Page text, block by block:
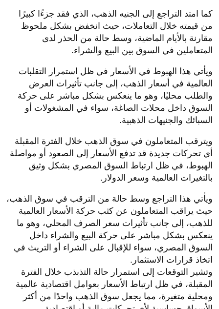
كما امتد التراجع إلى الجنيه الذهب، الذي فقد جزءًا كبيرًا
من قيمته خلال التعاملات، حيث انخفض بشكل ملحوظ
مقارنة بالأيام الماضية، وسط حالة من الحذر لدى
المتعاملين في السوق بين البيع والشراء.
ويأتي هذا الهبوط في الأسعار في ظل استمرار التقلبات
العالمية في أسعار الذهب، إلى جانب تأثيرات العرض
والطلب محليًا، وهو ما ينعكس بشكل مباشر على حركة
السوق داخل محلات الصاغة، سواء في المشغولات أو
السبائك والجنيهات الذهبية.
ويترقب المتعاملون في سوق الذهب خلال الفترة المقبلة
أي تحركات جديدة قد تدفع الأسعار إلى الصعود أو مواصلة
الهبوط، في ظل ارتباط السوق المصري بشكل وثيق
بالتغيرات العالمية وسعر الدولار.
ويأتي هذا التراجع وسط حالة من الترقب في سوق الذهب،
حيث يراقب المتعاملون عن كثب حركة الأسعار العالمية
للذهب، إلى جانب تأثيرات سعر الصرف المحلي، وهو ما
ينعكس بشكل مباشر على حركة البيع والشراء داخل
السوق المصري، سواء للإقبال على الشراء أو التريث في
اتخاذ قرارات الاستثمار.
وتشير التوقعات إلى استمرار حالة التذبذب خلال الفترة
المقبلة، في ظل ارتباط الأسعار بعوامل اقتصادية عالمية
ومحلية متغيرة، مما يجعل سوق الذهب واحدًا من أكثر